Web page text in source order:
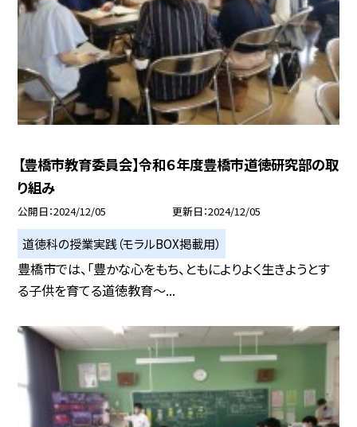
【豊橋市教育委員会】令和６年度豊橋市道徳研究部の取
り組み
公開日 2024/12/05 更新日 2024/12/05
道徳科の授業実践（モラルBOX掲載用）
豊橋市では、「豊かな心をもち、ともによりよく生きようとす
る子供を育てる道徳教育～...